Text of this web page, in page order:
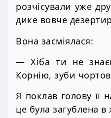
розчісували уже
дике вовче
Вона засміялася:
— Хіба ти не
Корнію, зуби
Я поклав голову її
це була загублена